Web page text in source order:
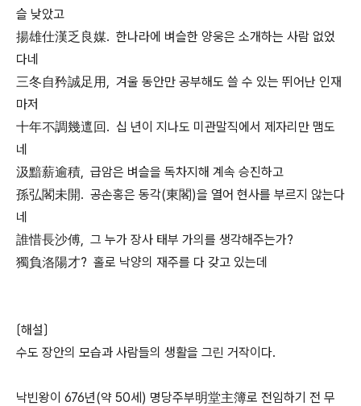
슬 낮았고
揚雄仕漢乏良媒. 한나라에 벼슬한 양웅은 소개하는 사람 없었
다네
三冬自矜誠足用, 겨울 동안만 공부해도 쓸 수 있는 뛰어난 인재
마저
十年不調幾邅回. 십 년이 지나도 미관말직에서 제자리만 맴도
네
汲黯薪逾積, 급암은 벼슬을 독차지해 계속 승진하고
孫弘閣未開. 공손홍은 동각(東閣)을 열어 현사를 부르지 않는다
네
誰惜長沙傅, 그 누가 장사 태부 가의를 생각해주는가?
獨負洛陽才? 홀로 낙양의 재주를 다 갖고 있는데
〔해설〕
수도 장안의 모습과 사람들의 생활을 그린 거작이다.
낙빈왕이 676년(약 50세) 명당주부明堂主簿로 전임하기 전 무